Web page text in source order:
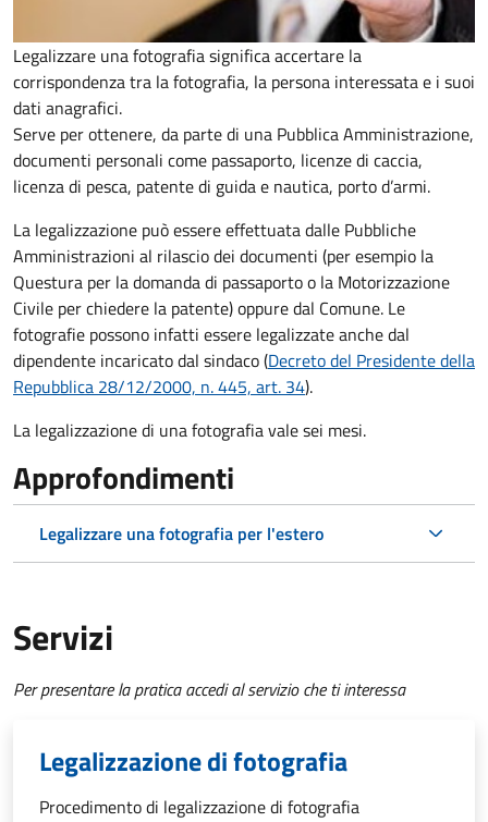
Legalizzare una fotografia significa accertare la
corrispondenza tra la fotografia, la persona interessata e i suoi
dati anagrafici.
Serve per ottenere, da parte di una Pubblica Amministrazione,
documenti personali come passaporto, licenze di caccia,
licenza di pesca, patente di guida e nautica, porto d’armi.
La legalizzazione può essere effettuata dalle Pubbliche
Amministrazioni al rilascio dei documenti (per esempio la
Questura per la domanda di passaporto o la Motorizzazione
Civile per chiedere la patente) oppure dal Comune. Le
fotografie possono infatti essere legalizzate anche dal
dipendente incaricato dal sindaco (Decreto del Presidente della
Repubblica 28/12/2000, n. 445, art. 34).
La legalizzazione di una fotografia vale sei mesi.
Approfondimenti
Legalizzare una fotografia per l'estero
Servizi
Per presentare la pratica accedi al servizio che ti interessa
Legalizzazione di fotografia
Procedimento di legalizzazione di fotografia